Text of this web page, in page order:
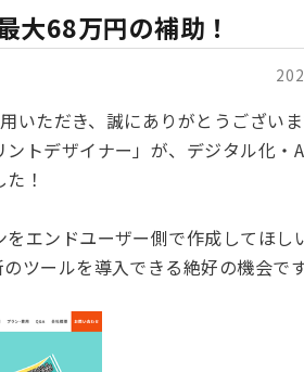
大68万円の補助！
いただき、誠にありがとうございま
トデザイナー」が、デジタル化・
！
をエンドユーザー側で作成してほ
ツールを導入できる絶好の機会で